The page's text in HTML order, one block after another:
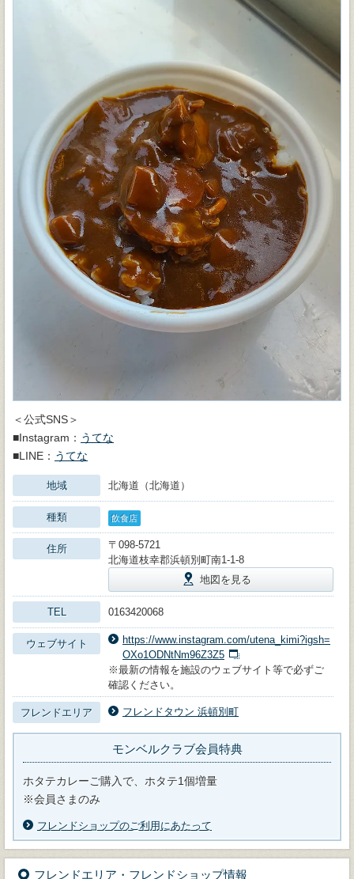
＜公式SNS＞
■Instagram： うてな
■LINE： うてな
地域 北海道（北海道）
種類 飲食店
住所
〒098-5721
北海道枝幸郡浜頓別町南1-1-8
地図を見る
TEL 0163420068
ウェブサイト
https://www.instagram.com/utena_kimi?igsh=
OXo1ODNtNm96Z3Z5
※最新の情報を施設のウェブサイト等で必ずご
確認ください。
フレンドエリア フレンドタウン 浜頓別町
モンベルクラブ会員特典
ホタテカレーご購入で、ホタテ1個増量
※会員さまのみ
フレンドショップのご利用にあたって
フレンドエリア・フレンドショップ情報